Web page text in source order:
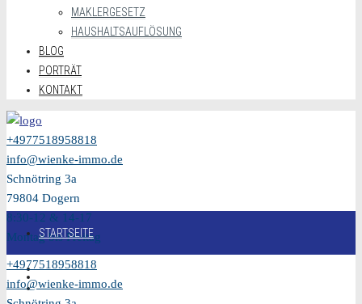
MAKLERGESETZ
HAUSHALTSAUFLÖSUNG
BLOG
PORTRÄT
KONTAKT
+4977518958818
info@wienke-immo.de
Schnötring 3a
79804 Dogern
8:30-12 & 14-17
Montag bis Freitag
STARTSEITE
+4977518958818
info@wienke-immo.de